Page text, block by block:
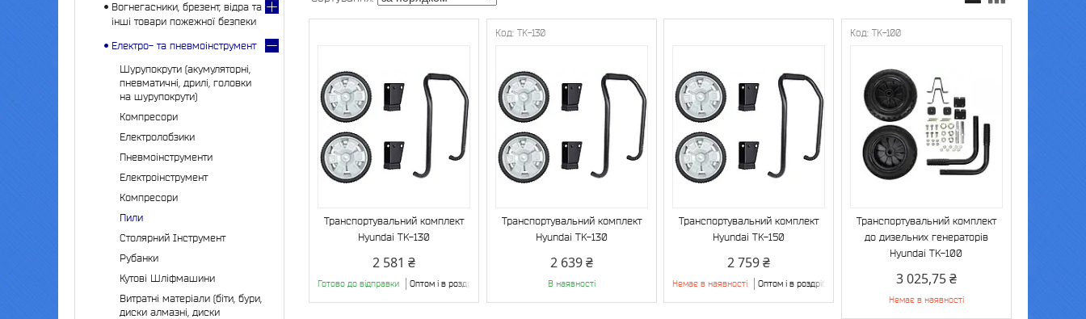
Транспортувальний комплект
Hyundai TK-130
2 581 ₴
Готово до відправки Оптом і в роздріб
TK-130
Транспортувальний комплект
Hyundai TK-130
2 639 ₴
В наявності
Транспортувальний комплект
Hyundai TK-150
2 759 ₴
Немає в наявності Оптом і в роздріб
TK-100
Транспортувальний комплект
до дизельних генераторів
Hyundai TK-100
3 025,75 ₴
Немає в наявності
Вогнегасники, брезент, відра та
інші товари пожежної безпеки
Електро- та пневмоінструмент
Шурупокрути (акумуляторні,
пневматичні, дрилі, головки
на шурупокрути)
Компресори
Електролобзики
Пневмоінструменти
Електроінструмент
Компресори
Пили
Столярний Інструмент
Рубанки
Кутові Шліфмашини
Витратні матеріали (біти, бури,
диски алмазні, диски